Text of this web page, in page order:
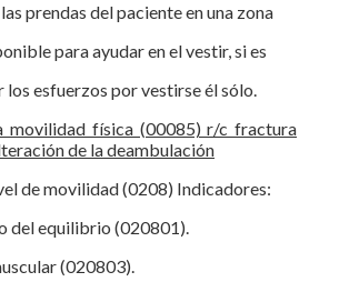
prendas del paciente en una zona
para ayudar en el vestir, si es
los esfuerzos por vestirse él sólo.
movilidad física (00085) r/c fractura
de la deambulación
de movilidad (0208) Indicadores:
del equilibrio (020801).
(020803).